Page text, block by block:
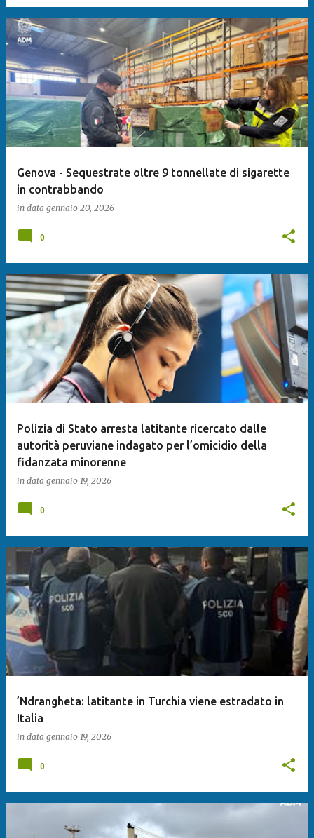
Genova - Sequestrate oltre 9 tonnellate di sigarette
in contrabbando
in data gennaio 20, 2026
0
Polizia di Stato arresta latitante ricercato dalle
autorità peruviane indagato per l’omicidio della
fidanzata minorenne
in data gennaio 19, 2026
0
’Ndrangheta: latitante in Turchia viene estradato in
Italia
in data gennaio 19, 2026
0